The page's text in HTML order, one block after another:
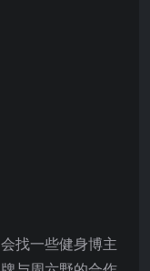
找一些健身博主